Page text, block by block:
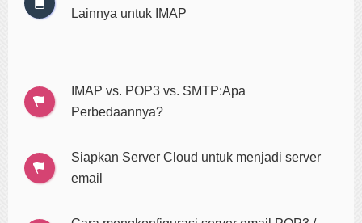
Lainnya untuk IMAP
IMAP vs. POP3 vs. SMTP:Apa
Perbedaannya?
Siapkan Server Cloud untuk menjadi server
email